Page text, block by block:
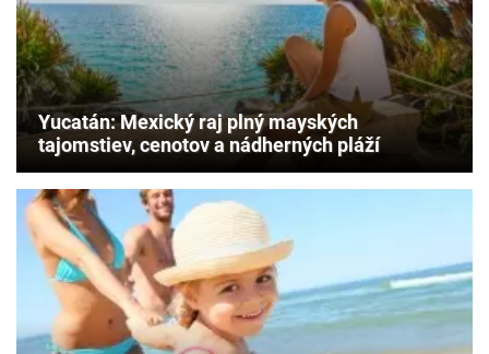
Yucatán: Mexický raj plný mayských
tajomstiev, cenotov a nádherných pláží